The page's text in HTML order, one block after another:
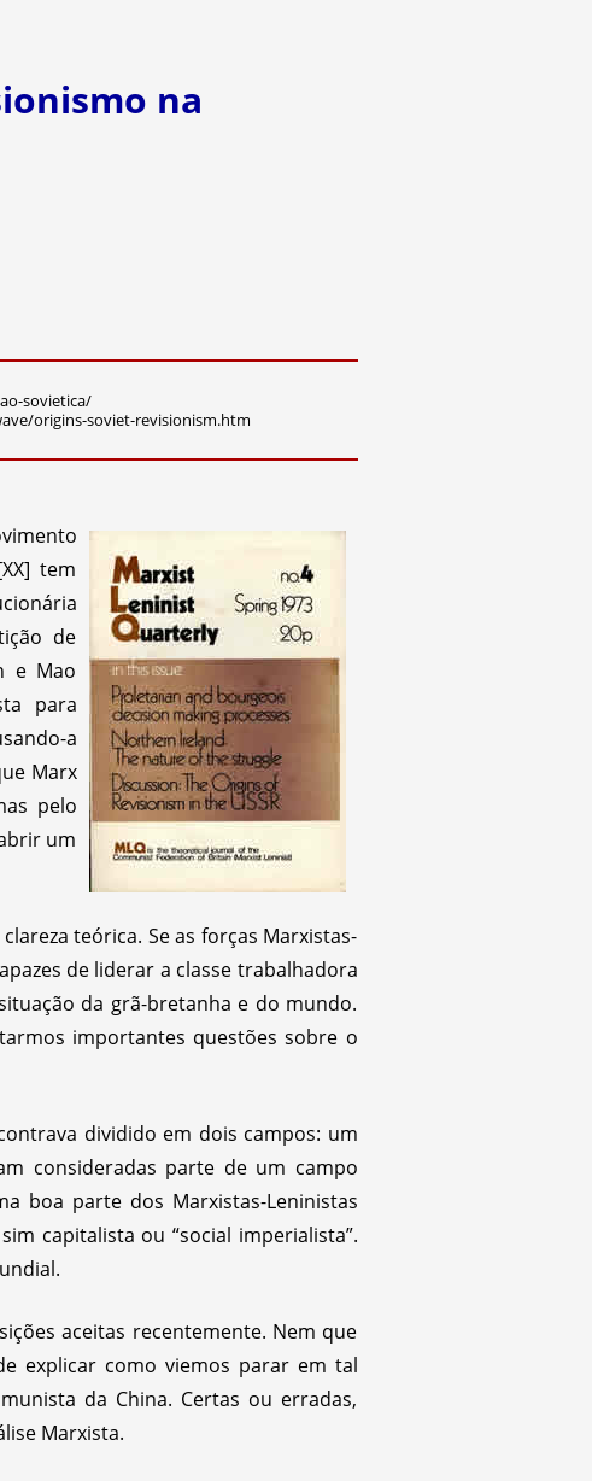
na
sovietica/
origins-soviet-revisionism.htm
tem
de
e Mao
para
a
Marx
pelo
um
teórica. Se as forças Marxistas-
de liderar a classe trabalhadora
da grã-bretanha e do mundo.
importantes questões sobre o
dividido em dois campos: um
consideradas parte de um campo
boa parte dos Marxistas-Leninistas
capitalista ou “social imperialista”.
aceitas recentemente. Nem que
explicar como viemos parar em tal
da China. Certas ou erradas,
Marxista.